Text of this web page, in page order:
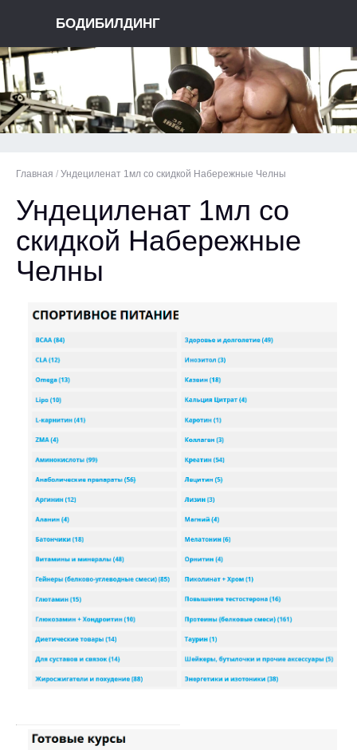
БОДИБИЛДИНГ
Главная / Ундециленат 1мл со скидкой Набережные Челны
Ундециленат 1мл со
скидкой Набережные
Челны